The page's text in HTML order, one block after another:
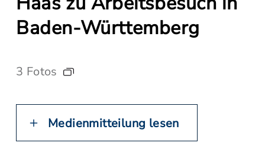
Baden-Württemberg
3 Fotos
Medienmitteilung lesen